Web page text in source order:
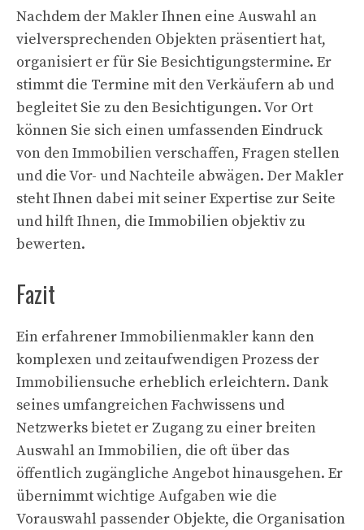
Nachdem der Makler Ihnen eine Auswahl an
vielversprechenden Objekten präsentiert hat,
organisiert er für Sie Besichtigungstermine. Er
stimmt die Termine mit den Verkäufern ab und
begleitet Sie zu den Besichtigungen. Vor Ort
können Sie sich einen umfassenden Eindruck
von den Immobilien verschaffen, Fragen stellen
und die Vor- und Nachteile abwägen. Der Makler
steht Ihnen dabei mit seiner Expertise zur Seite
und hilft Ihnen, die Immobilien objektiv zu
bewerten.
Fazit
Ein erfahrener Immobilienmakler kann den
komplexen und zeitaufwendigen Prozess der
Immobiliensuche erheblich erleichtern. Dank
seines umfangreichen Fachwissens und
Netzwerks bietet er Zugang zu einer breiten
Auswahl an Immobilien, die oft über das
öffentlich zugängliche Angebot hinausgehen. Er
übernimmt wichtige Aufgaben wie die
Vorauswahl passender Objekte, die Organisation